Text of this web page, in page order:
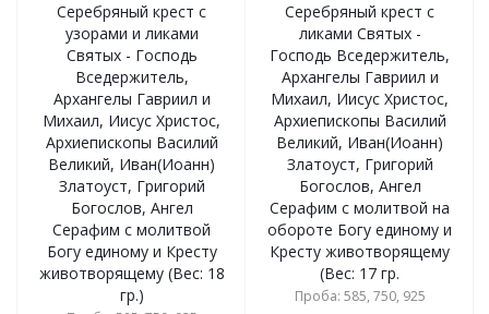
Серебряный крест с
узорами и ликами
Святых - Господь
Вседержитель,
Архангелы Гавриил и
Михаил, Иисус Христос,
Архиепископы Василий
Великий, Иван(Иоанн)
Златоуст, Григорий
Богослов, Ангел
Серафим с молитвой
Богу единому и Кресту
животворящему (Вес: 18
гр.)
Серебряный крест с
ликами Святых -
Господь Вседержитель,
Архангелы Гавриил и
Михаил, Иисус Христос,
Архиепископы Василий
Великий, Иван(Иоанн)
Златоуст, Григорий
Богослов, Ангел
Серафим с молитвой на
обороте Богу единому и
Кресту животворящему
(Вес: 17 гр.
Проба: 585, 750, 925